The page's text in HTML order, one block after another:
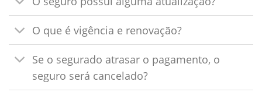
O que é vigência e renovação?
Se o segurado atrasar o pagamento, o
seguro será cancelado?